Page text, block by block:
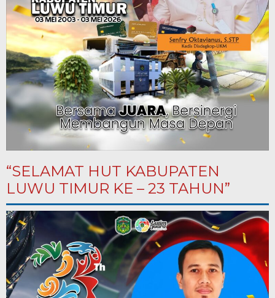
“SELAMAT HUT KABUPATEN
LUWU TIMUR KE – 23 TAHUN”